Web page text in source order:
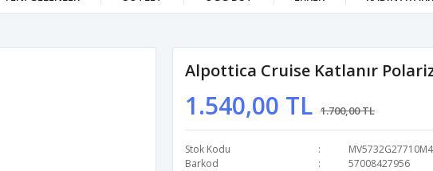
Alpottica Cruise Katlanır
1.540,00 TL 1.700,00 TL
Stok Kodu
Barkod
57008427956